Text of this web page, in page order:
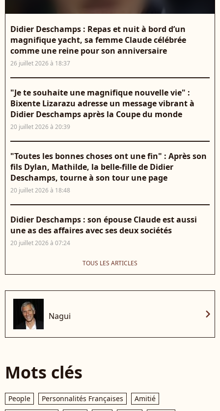
Didier Deschamps : Repas et nuit à bord d’un
magnifique yacht, sa femme Claude célébrée
comme une reine pour son anniversaire
26 juillet 2026 à 18:37
"Je te souhaite une magnifique nouvelle vie" :
Bixente Lizarazu adresse un message vibrant à
Didier Deschamps après la Coupe du monde
20 juillet 2026 à 20:39
"Toutes les bonnes choses ont une fin" : Après son
fils Dylan, Mathilde, la belle-fille de Didier
Deschamps, tourne à son tour une page
20 juillet 2026 à 18:48
Didier Deschamps : son épouse Claude est aussi
une as des affaires avec ses deux sociétés
20 juillet 2026 à 07:24
TOUS LES ARTICLES
Nagui chevron_right
Mots clés
People Personnalités Françaises
Amitié